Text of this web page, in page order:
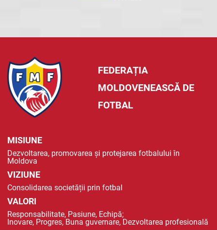
FEDERAȚIA
MOLDOVENEASCĂ DE
FOTBAL
MISIUNE
Dezvoltarea, promovarea și protejarea fotbalului în
Moldova
VIZIUNE
Consolidarea societății prin fotbal
VALORI
Responsabilitate, Pasiune, Echipă;
Inovare, Progres, Buna guvernare, Dezvoltarea profesională